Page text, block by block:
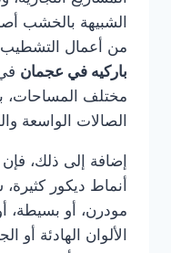
الشبيهة بالخشب
من أعمال التشطيب.
باركيه في عجمان
مختلف المساحات،
الصالات الواسعة
إضافة إلى ذلك،
أنماط ديكور
مودرن، أو بسيطة،
الألوان الهادئة أو